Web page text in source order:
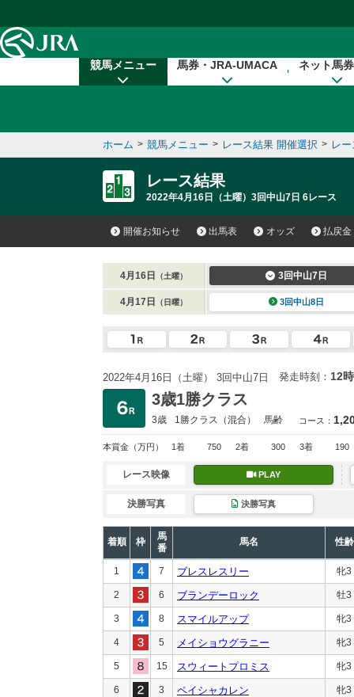
競馬メニュー 馬券・JRA-UMACA ネット馬
ホーム > 競馬メニュー > レース結果 開催選択 > レ
レース結果
2022年4月16日（土曜）3回中山7日 6レース
開催お知らせ 出馬表 オッズ 払戻金
4月16日 （土曜） 3回中山7日
4月17日 （日曜） 3回中山8日
2022年4月16日（土曜） 3回中山7日 発走時刻： 12
3歳1勝クラス
3歳 1勝クラス （混合） 馬齢 コース：
本賞金 （万円） 1着 750 2着 300 3着 190
レース映像 PLAY
決勝写真 決勝写真
着順 枠
馬
番
馬名 性齢
1 7 ブレスレスリー 牝3
2 6 ブランデーロック 牡3
3 8 スマイルアップ 牝3
4 5 メイショウグラニー 牝3
5 15 スウィートプロミス 牝3
6 3 ペイシャカレン 牝3